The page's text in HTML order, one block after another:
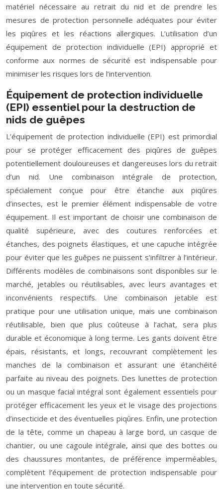
matériel nécessaire au retrait du nid et de prendre les
mesures de protection personnelle adéquates pour éviter
les piqûres et les réactions allergiques. L’utilisation d’un
équipement de protection individuelle (EPI) approprié et
conforme aux normes de sécurité est indispensable pour
minimiser les risques lors de l’intervention.
Équipement de protection individuelle
(EPI) essentiel pour la destruction de
nids de guêpes
L’équipement de protection individuelle (EPI) est primordial
pour se protéger efficacement des piqûres de guêpes
potentiellement douloureuses et dangereuses lors du retrait
d’un nid. Une combinaison intégrale de protection,
spécialement conçue pour être étanche aux piqûres
d’insectes, est le premier élément indispensable de votre
équipement. Il est important de choisir une combinaison de
qualité supérieure, avec des coutures renforcées et
étanches, des poignets élastiques, et une capuche intégrée
pour éviter que les guêpes ne puissent s’infiltrer à l’intérieur.
Différents modèles de combinaisons sont disponibles sur le
marché, jetables ou réutilisables, avec leurs avantages et
inconvénients respectifs. Une combinaison jetable est
pratique pour une utilisation unique, mais une combinaison
réutilisable, bien que plus coûteuse à l’achat, sera plus
durable et économique à long terme. Les gants doivent être
épais, résistants, et longs, recouvrant complètement les
manches de la combinaison et assurant une étanchéité
parfaite au niveau des poignets. Des lunettes de protection
ou un masque facial intégral sont également essentiels pour
protéger efficacement les yeux et le visage des projections
d’insecticide et des éventuelles piqûres. Enfin, une protection
de la tête, comme un chapeau à large bord, un casque de
chantier, ou une cagoule intégrale, ainsi que des bottes ou
des chaussures montantes, de préférence imperméables,
complètent l’équipement de protection indispensable pour
une intervention en toute sécurité.